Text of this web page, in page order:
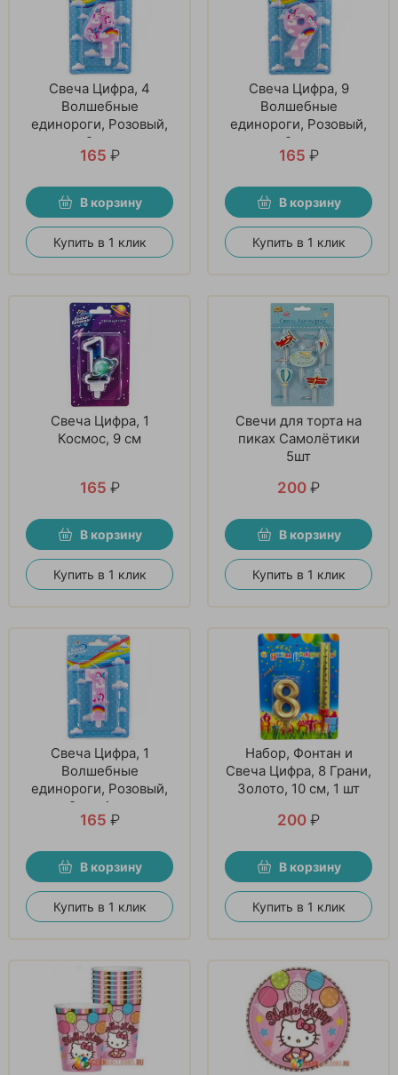
Свеча Цифра, 4
Волшебные
единороги, Розовый,
9 см
165 ₽
В корзину
Купить в 1 клик
Свеча Цифра, 9
Волшебные
единороги, Розовый,
9 см
165 ₽
В корзину
Купить в 1 клик
Свеча Цифра, 1
Космос, 9 см
165 ₽
В корзину
Купить в 1 клик
Свечи для торта на
пиках Самолётики
5шт
200 ₽
В корзину
Купить в 1 клик
Свеча Цифра, 1
Волшебные
единороги, Розовый,
9 см, 1 шт
165 ₽
В корзину
Купить в 1 клик
Набор, Фонтан и
Свеча Цифра, 8 Грани,
Золото, 10 см, 1 шт
200 ₽
В корзину
Купить в 1 клик